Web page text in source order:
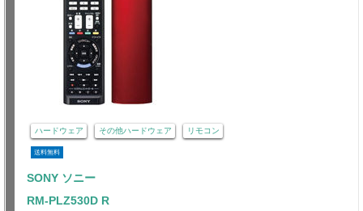
ハードウェア その他ハードウェア リモコン
送料無料
SONY ソニー
RM-PLZ530D R